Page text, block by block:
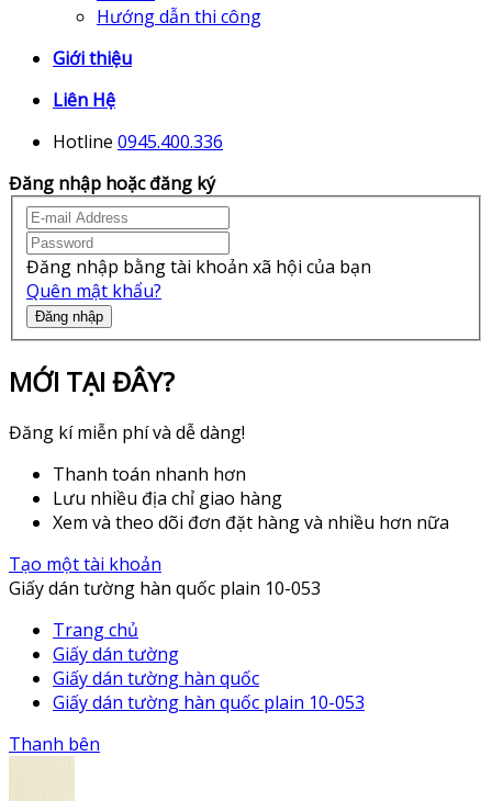
Hướng dẫn thi công
Giới thiệu
Liên Hệ
Hotline 0945.400.336
Đăng nhập hoặc đăng ký
Đăng nhập bằng tài khoản xã hội của bạn
Quên mật khẩu?
Đăng nhập
MỚI TẠI ĐÂY?
Đăng kí miễn phí và dễ dàng!
Thanh toán nhanh hơn
Lưu nhiều địa chỉ giao hàng
Xem và theo dõi đơn đặt hàng và nhiều hơn nữa
Tạo một tài khoản
Giấy dán tường hàn quốc plain 10-053
Trang chủ
Giấy dán tường
Giấy dán tường hàn quốc
Giấy dán tường hàn quốc plain 10-053
Thanh bên